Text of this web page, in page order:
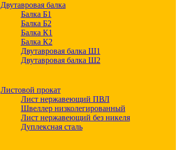
Двутавровая балка
Балка Б1
Балка Б2
Балка К1
Балка К2
Двутавровая балка Ш1
Двутавровая балка Ш2
Листовой прокат
Лист нержавеющий ПВЛ
Швеллер низколегированный
Лист нержавеющий без никеля
Дуплексная сталь